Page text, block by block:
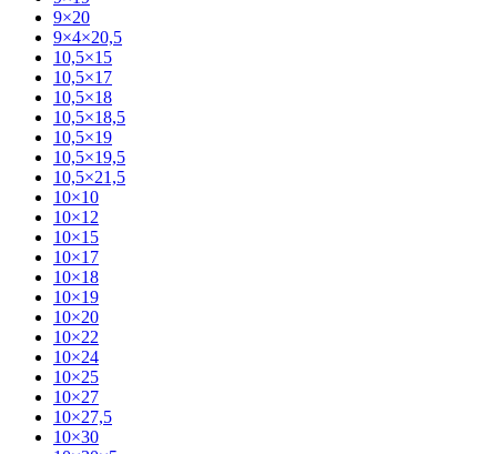
9×20
9×4×20,5
10,5×15
10,5×17
10,5×18
10,5×18,5
10,5×19
10,5×19,5
10,5×21,5
10×10
10×12
10×15
10×17
10×18
10×19
10×20
10×22
10×24
10×25
10×27
10×27,5
10×30